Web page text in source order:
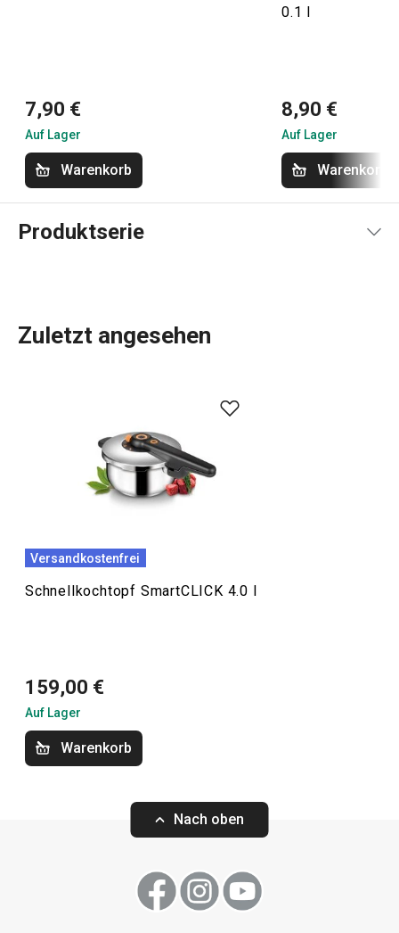
7,90 €
Auf Lager
Warenkorb
0.1 l
8,90 €
Auf Lager
Warenkorb
Produktserie
mit Antihaftbeschichtung und
abnehmbaren Silikongriffen. Interessant sind in dieser
Linie auch die intelligentenPfannen
revolutionären SmartCLICK-System, das zur Trennung der
Griffe dient. Der abnehmbare Griff spart Platz bei der
können auf allen Herdarten und im Backofen verwendet
werden.
Versandkostenfrei
Zuletzt angesehen
Versandkostenfrei
Schnellkochtopf SmartCLICK 4.0 l
159,00 €
Auf Lager
Warenkorb
Nach oben